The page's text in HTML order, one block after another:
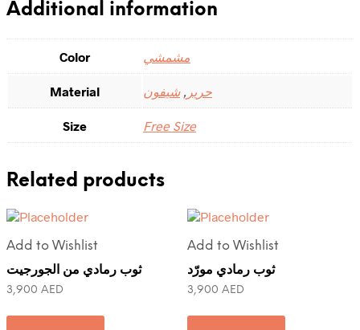
Additional information
Color مشمشي
Material حرير ,شيفون
Size Free Size
Related products
Add to Wishlist
ثوب رمادي من الجورجيت
3,900 AED
Add to Wishlist
ثوب رمادي مورّد
3,900 AED